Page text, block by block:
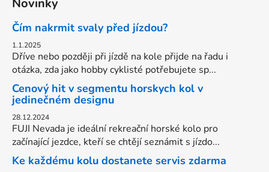
Novinky
Čím nakrmit svaly před jízdou?
1.1.2025
Dříve nebo později při jízdě na kole přijde na řadu i
otázka, zda jako hobby cyklisté potřebujete sp...
Cenový hit v segmentu horskych kol v
jedinečném designu
28.12.2024
FUJI Nevada je ideální rekreační horské kolo pro
začínající jezdce, kteří se chtějí seznámit s jízdo...
Ke každému kolu dostanete servis zdarma